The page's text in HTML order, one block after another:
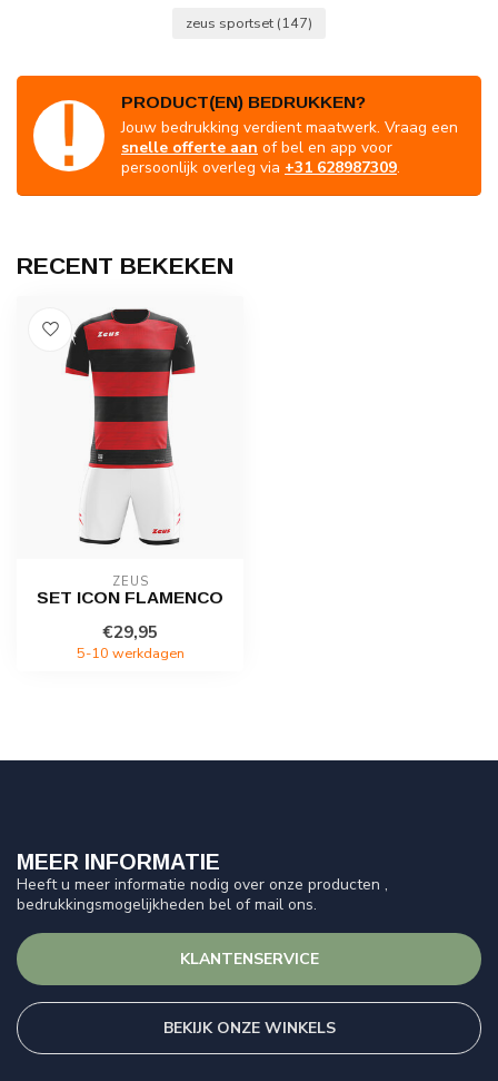
zeus sportset (147)
PRODUCT(EN) BEDRUKKEN?
Jouw bedrukking verdient maatwerk. Vraag een
snelle offerte aan of bel en app voor
persoonlijk overleg via +31 628987309.
RECENT BEKEKEN
ZEUS
SET ICON FLAMENCO
€29,95
5-10 werkdagen
MEER INFORMATIE
Heeft u meer informatie nodig over onze producten ,
bedrukkingsmogelijkheden bel of mail ons.
KLANTENSERVICE
BEKIJK ONZE WINKELS